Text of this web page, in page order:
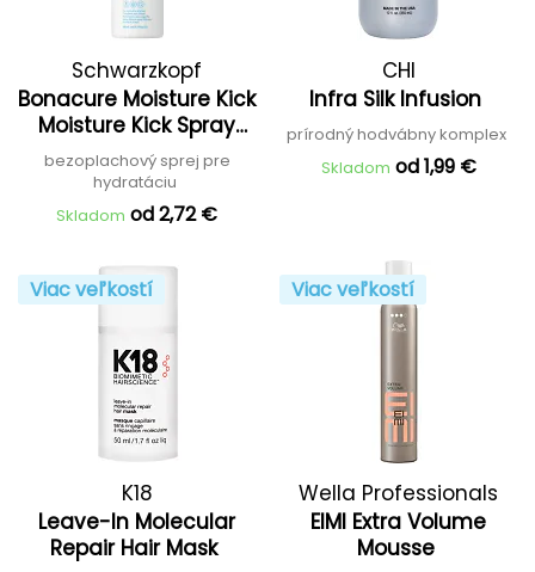
Schwarzkopf
Professional
Bonacure Moisture Kick
Moisture Kick Spray
Conditioner Care-
Boost Complex
bezoplachový sprej pre
hydratáciu
Skladom od 2,72 €
CHI
Infra Silk Infusion
prírodný hodvábny komplex
Skladom od 1,99 €
Viac veľkostí
K18
Leave-In Molecular
Repair Hair Mask
Viac veľkostí
Wella Professionals
EIMI Extra Volume
Mousse